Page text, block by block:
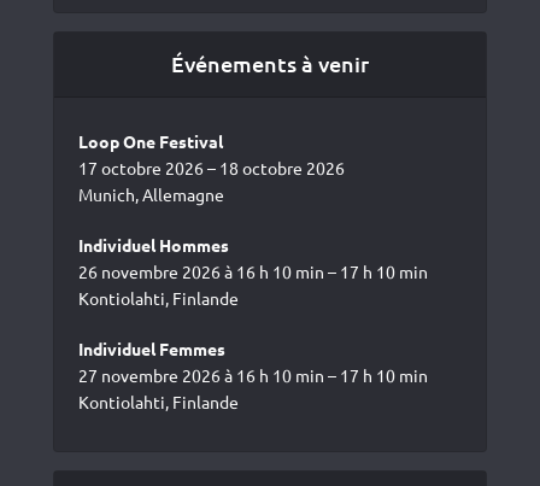
Événements à venir
Loop One Festival
17 octobre 2026 – 18 octobre 2026
Munich, Allemagne
Individuel Hommes
26 novembre 2026 à 16 h 10 min – 17 h 10 min
Kontiolahti, Finlande
Individuel Femmes
27 novembre 2026 à 16 h 10 min – 17 h 10 min
Kontiolahti, Finlande